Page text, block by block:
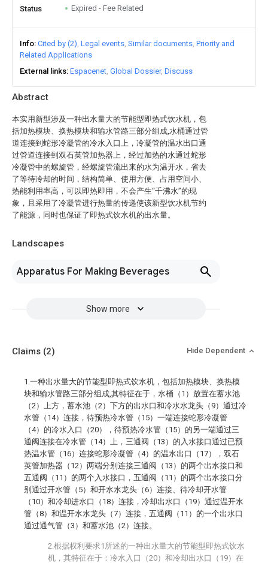
Abstract
本实用新型涉及一种出水量大的节能型即热式饮水机，包
括加热模块、换热模块和输水管路三部分组成,水桶通过管
道连接到蛇形冷凝管的冷水入口上，冷凝管的温水出口通
过管道连接到双石英管加热器上，经过加热的水通过蛇形
冷凝管中的螺旋管，经螺旋管流出来的水为温开水，省去
了等待冷却的时间，结构简单、使用方便、占用空间小、
热能利用率高，可以即热即用，不会产生“千沸水”的现
象，且采用了冷凝管进行热量的传递使该新型饮水机节约
了能源，同时也保证了即热式饮水机的出水量。
Landscapes
Apparatus For Making Beverages
Show more
Status Expired - Fee Related
Info Cited by (2) Legal events Similar documents Priority and
Related Applications
External links Espacenet Global Dossier Discuss
Claims (2) Hide Dependent
1.一种出水量大的节能型即热式饮水机，包括加热模块、换热模
块和输水管路三部分组成,其特征在于，水桶（1）放置在蓄水池
（2）上方，蓄水池（2）下方的出水口和冷水水龙头（9）通过冷
水管（14）连接，待预热冷水管（15）一端连接蛇形冷凝管
（4）的冷水入口（20），待预热冷水管（15）的另一端通过三
通阀连接在冷水管（14）上，三通阀（13）的入水接口通过已预
热温水管（16）连接蛇形冷凝管（4）的温水出口（17），双石
英管加热器（12）两端分别连接三通阀（13）的两个出水接口和
五通阀（11）的两个入水接口，五通阀（11）的两个出水接口分
别通过开水管（5）和开水水龙头（6）连接、待冷却开水管
（10）和冷却进水口（18）连接，冷却出水口（19）通过温开水
管（8）和温开水水龙头（7）连接，五通阀（11）的一个出水口
通过通气管（3）和蓄水池（2）连接。
2.根据权利要求1所述的一种出水量大的节能型即热式饮水
机，其特征在于：冷水入口（20）和冷却出水口（19）在